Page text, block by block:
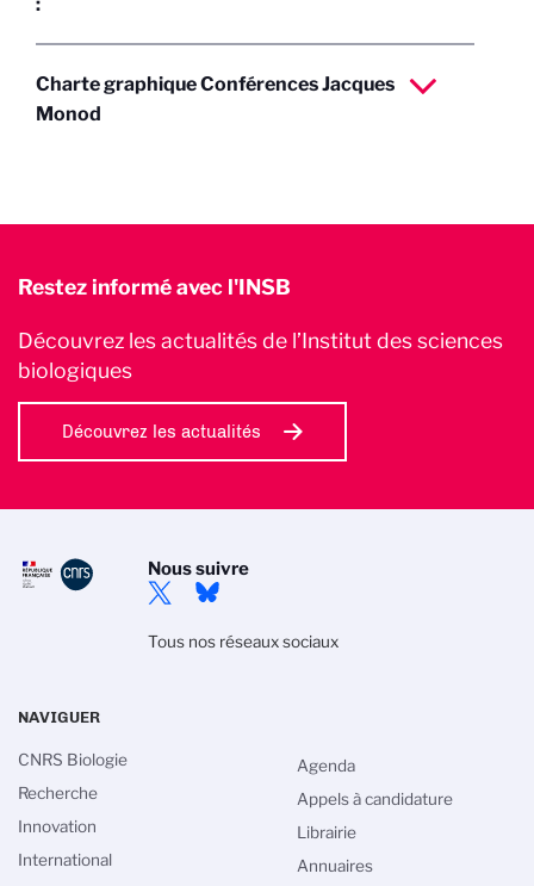
Charte graphique Conférences Jacques
Monod
Restez informé avec l'INSB
Découvrez les actualités de l’Institut des sciences
biologiques
Découvrez les actualités
Nous suivre
Tous nos réseaux sociaux
NAVIGUER
CNRS Biologie
Recherche
Innovation
International
Agenda
Appels à candidature
Librairie
Annuaires